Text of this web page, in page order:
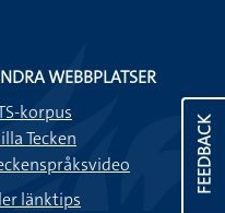
FEEDBACK
WEBBPLATSER
korpus
Tecken
länktips